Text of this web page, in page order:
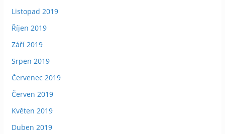
Listopad 2019
Říjen 2019
Září 2019
Srpen 2019
Červenec 2019
Červen 2019
Květen 2019
Duben 2019